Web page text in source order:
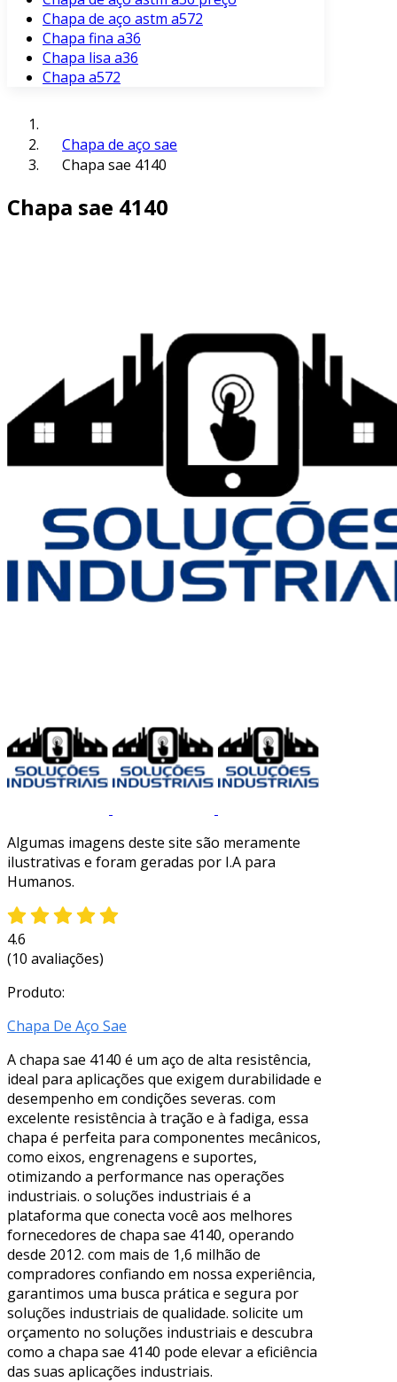
Chapa de aço astm a572
Chapa fina a36
Chapa lisa a36
Chapa a572
Chapa de aço sae
Chapa sae 4140
Chapa sae 4140
Algumas imagens deste site são meramente
ilustrativas e foram geradas por I.A para
Humanos.
4.6
(10 avaliações)
Produto:
Chapa De Aço Sae
A chapa sae 4140 é um aço de alta resistência,
ideal para aplicações que exigem durabilidade e
desempenho em condições severas. com
excelente resistência à tração e à fadiga, essa
chapa é perfeita para componentes mecânicos,
como eixos, engrenagens e suportes,
otimizando a performance nas operações
industriais. o soluções industriais é a
plataforma que conecta você aos melhores
fornecedores de chapa sae 4140, operando
desde 2012. com mais de 1,6 milhão de
compradores confiando em nossa experiência,
garantimos uma busca prática e segura por
soluções industriais de qualidade. solicite um
orçamento no soluções industriais e descubra
como a chapa sae 4140 pode elevar a eficiência
das suas aplicações industriais.